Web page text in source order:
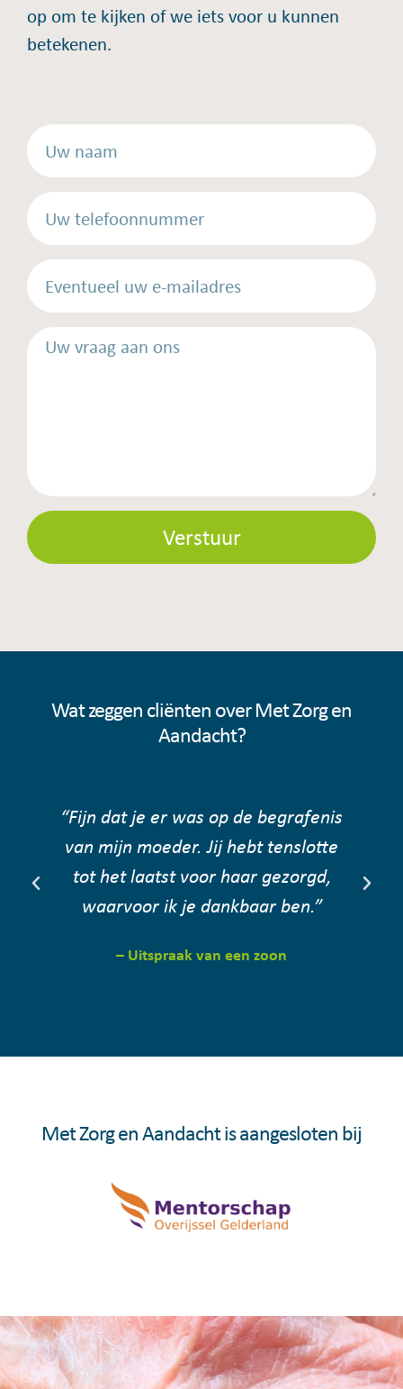
op om te kijken of we iets voor u kunnen
betekenen.
Verstuur
Wat zeggen cliënten over Met Zorg en
Aandacht?
“Fijn dat je er was op de begrafenis
van mijn moeder. Jij hebt tenslotte
tot het laatst voor haar gezorgd,
waarvoor ik je dankbaar ben.”
– Uitspraak van een zoon
Met Zorg en Aandacht is aangesloten bij